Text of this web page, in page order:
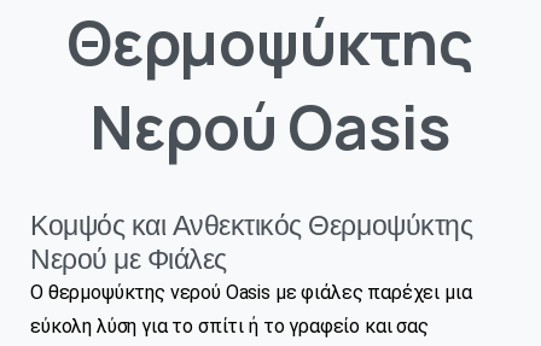
Θερμοψύκτης
ΝερούOasis
Κομψός και Ανθεκτικός Θερμοψύκτης
Νερού με Φιάλες
Ο θερμοψύκτης νερού Oasis με φιάλες παρέχει μια
εύκολη λύση για το σπίτι ή το γραφείο και σας